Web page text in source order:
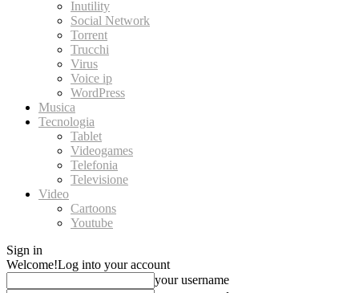
Inutility
Social Network
Torrent
Trucchi
Virus
Voice ip
WordPress
Musica
Tecnologia
Tablet
Videogames
Telefonia
Televisione
Video
Cartoons
Youtube
Sign in
Welcome!Log into your account
your username